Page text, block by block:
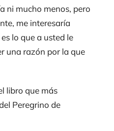
ni mucho menos, pero
me interesaría
lo que a usted le
una razón por la que
libro que más
Peregrino de